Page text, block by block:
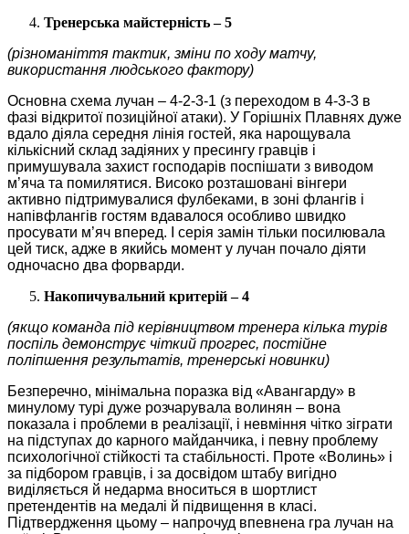
Тренерська майстерність – 5
(різноманіття тактик, зміни по ходу матчу,
використання людського фактору)
Основна схема лучан – 4-2-3-1 (з переходом в 4-3-3 в
фазі відкритої позиційної атаки). У Горішніх Плавнях дуже
вдало діяла середня лінія гостей, яка нарощувала
кількісний склад задіяних у пресингу гравців і
примушувала захист господарів поспішати з виводом
м’яча та помилятися. Високо розташовані вінгери
активно підтримувалися фулбеками, в зоні флангів і
напівфлангів гостям вдавалося особливо швидко
просувати м’яч вперед. І серія замін тільки посилювала
цей тиск, адже в якийсь момент у лучан почало діяти
одночасно два форварди.
Накопичувальний критерій – 4
(якщо команда під керівництвом тренера кілька турів
поспіль демонструє чіткий прогрес, постійне
поліпшення результатів, тренерські новинки)
Безперечно, мінімальна поразка від «Авангарду» в
минулому турі дуже розчарувала волинян – вона
показала і проблеми в реалізації, і невміння чітко зіграти
на підступах до карного майданчика, і певну проблему
психологічної стійкості та стабільності. Проте «Волинь» і
за підбором гравців, і за досвідом штабу вигідно
виділяється й недарма вноситься в шортлист
претендентів на медалі й підвищення в класі.
Підтвердження цьому – напрочуд впевнена гра лучан на